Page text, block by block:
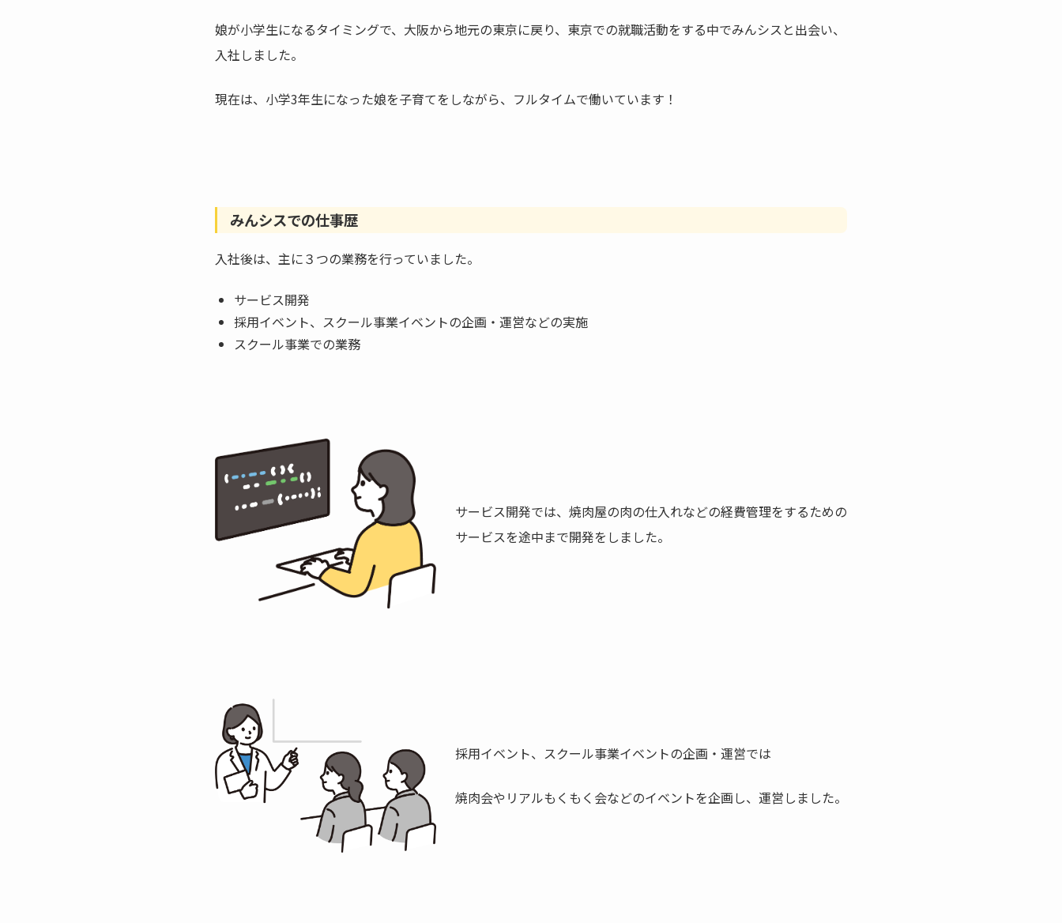
娘が小学生になるタイミングで、大阪から地元の東京に戻り、東京での就職活動をする中でみんシスと出会い、
入社しました。
現在は、小学3年生になった娘を子育てをしながら、フルタイムで働いています！
みんシスでの仕事歴
入社後は、主に３つの業務を行っていました。
サービス開発
採用イベント、スクール事業イベントの企画・運営などの実施
スクール事業での業務
サービス開発では、焼肉屋の肉の仕入れなどの経費管理をするための
サービスを途中まで開発をしました。
採用イベント、スクール事業イベントの企画・運営では
焼肉会やリアルもくもく会などのイベントを企画し、運営しました。